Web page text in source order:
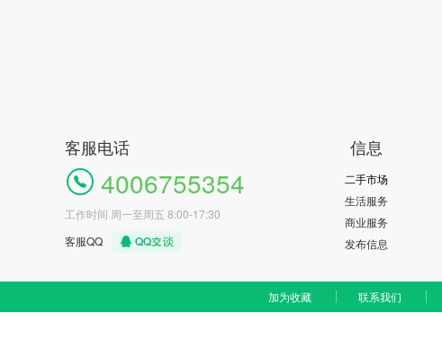
客服电话
4006755354
工作时间 周一至周五 8:00-17:30
客服QQ
信息
二手市场
生活服务
商业服务
发布信息
加为收藏 联系我们